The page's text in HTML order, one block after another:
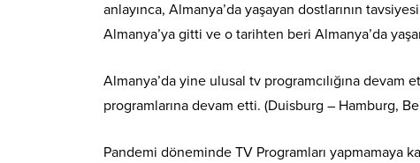
anlayınca, Almanya’da yaşayan dostlarının
Almanya’ya gitti ve o tarihten beri Almanya’da
Almanya’da yine ulusal tv programcılığına
programlarına devam etti. (Duisburg – Hamburg,
Pandemi döneminde TV Programları yapmamaya